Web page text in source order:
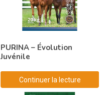
PURINA – Évolution
Juvénile
Continuer la lecture